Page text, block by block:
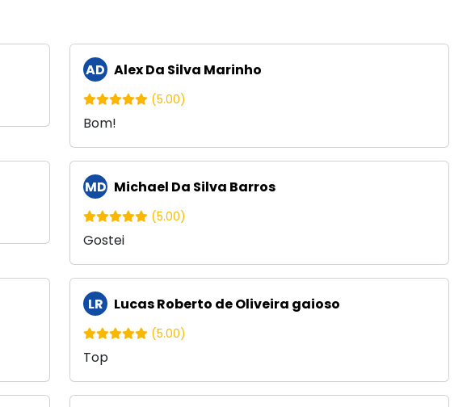
AD Alex Da Silva Marinho
(5.00)
Bom!
MD Michael Da Silva Barros
(5.00)
Gostei
LR Lucas Roberto de Oliveira gaioso
(5.00)
Top